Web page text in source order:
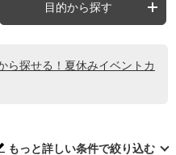
目的から探す
ら探せる！夏休みイベントカ
もっと詳しい条件で絞り込む